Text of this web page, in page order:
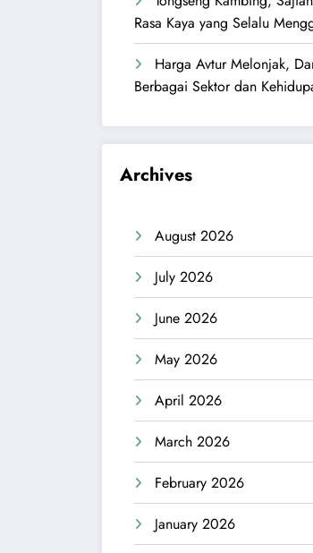
Rasa Kaya yang Selalu
Harga Avtur Melonjak,
Berbagai Sektor dan
Archives
August 2026
July 2026
June 2026
May 2026
April 2026
March 2026
February 2026
January 2026